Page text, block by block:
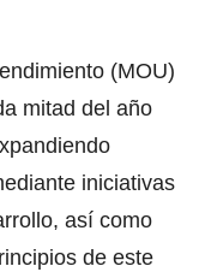
(MOU)
mitad del año
iniciativas
así como
de este